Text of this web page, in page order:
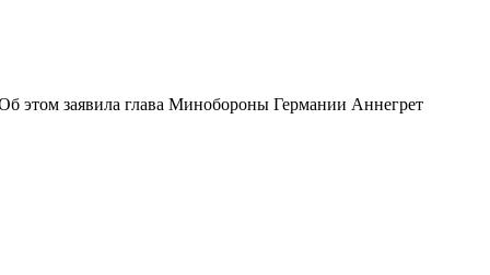
этом заявила глава Минобороны Германии Аннегрет